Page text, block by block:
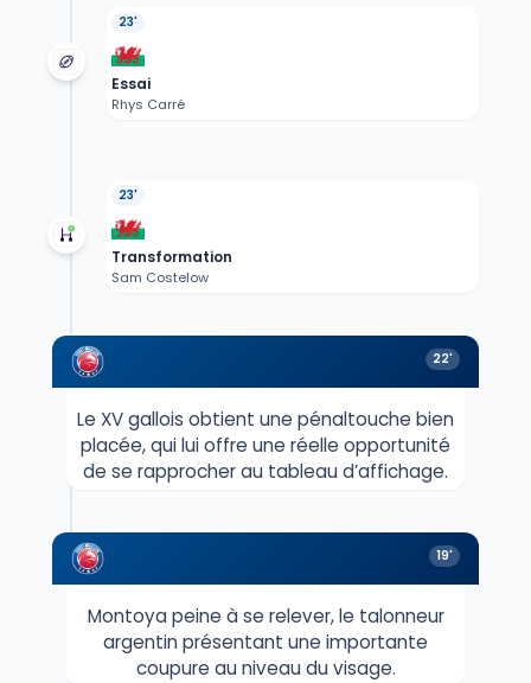
23'
Essai
Rhys Carré
23'
Transformation
Sam Costelow
22'
Le XV gallois obtient une pénaltouche bien
placée, qui lui offre une réelle opportunité
de se rapprocher au tableau d’affichage.
19'
Montoya peine à se relever, le talonneur
argentin présentant une importante
coupure au niveau du visage.